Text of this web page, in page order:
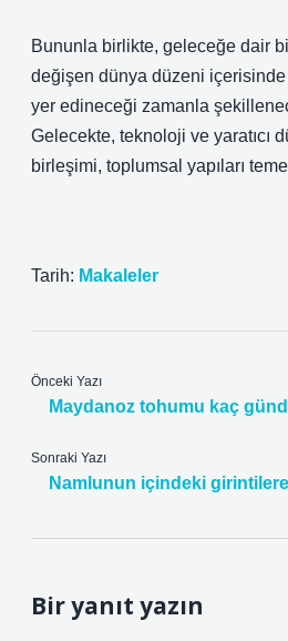
Bununla birlikte, geleceğe dair
değişen dünya düzeni içerisinde
yer edineceği zamanla
Gelecekte, teknoloji ve yaratıcı
birleşimi, toplumsal yapıları
Tarih: Makaleler
Önceki Yazı
Maydanoz tohumu kaç
Sonraki Yazı
Namlunun içindeki
Bir yanıt yazın